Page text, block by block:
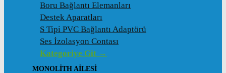
Boru Bağlantı Elemanları
Destek Aparatları
S Tipi PVC Bağlantı Adaptörü
Ses İzolasyon Contası
Kategoriye Git →
MONOLITH AILESI